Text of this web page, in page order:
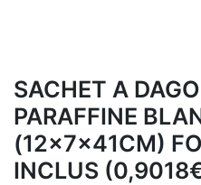
SACHET A
PARAFFINE
(12x7x41CM)
INCLUS